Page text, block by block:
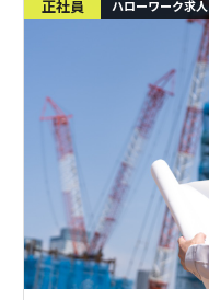
正社員 ハローワーク求人